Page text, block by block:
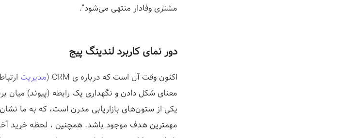
مشتری وفادار منتهی می‌شود”.
دور نمای کاربرد لندینگ پیج
اکنون وقت آن است که درباره ی CRM (مدیریت
معنای شکل دادن و نگهداری یک رابطه (پیوند) میان
یکی از ستون‌های بازاریابی مدرن است، که به ما
مهمترین هدف موجود باشد. همچنین ، لحظه خرید